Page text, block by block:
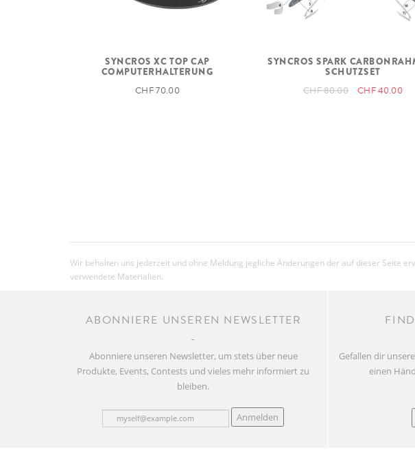
SYNCROS XC TOP CAP
COMPUTERHALTERUNG
CHF 70.00
SYNCROS SPARK
SCHUTZSET
CHF 80.00 CHF 40.00
Wir behalten uns jederzeit und ohne Meldung jegliche Änderungen der auf dieser Seite
verwendete Materialien.
ABONNIERE UNSEREN NEWSLETTER
Abonniere unseren Newsletter, um stets über neue
Produkte, Events, Contests und vieles mehr informiert zu
bleiben.
Anmelden
Gefallen dir
einen